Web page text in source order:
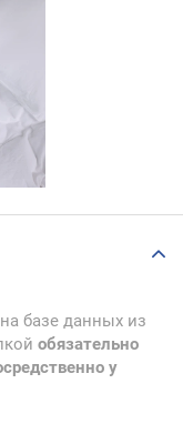
базе данных из
обязательно
у